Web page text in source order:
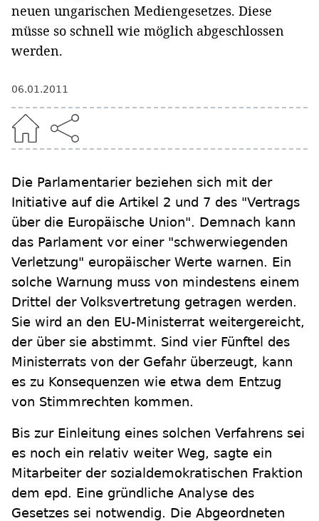
neuen ungarischen Mediengesetzes. Diese
müsse so schnell wie möglich abgeschlossen
werden.
06.01.2011
Die Parlamentarier beziehen sich mit der
Initiative auf die Artikel 2 und 7 des "Vertrags
über die Europäische Union". Demnach kann
das Parlament vor einer "schwerwiegenden
Verletzung" europäischer Werte warnen. Ein
solche Warnung muss von mindestens einem
Drittel der Volksvertretung getragen werden.
Sie wird an den EU-Ministerrat weitergereicht,
der über sie abstimmt. Sind vier Fünftel des
Ministerrats von der Gefahr überzeugt, kann
es zu Konsequenzen wie etwa dem Entzug
von Stimmrechten kommen.
Bis zur Einleitung eines solchen Verfahrens sei
es noch ein relativ weiter Weg, sagte ein
Mitarbeiter der sozialdemokratischen Fraktion
dem epd. Eine gründliche Analyse des
Gesetzes sei notwendig. Die Abgeordneten